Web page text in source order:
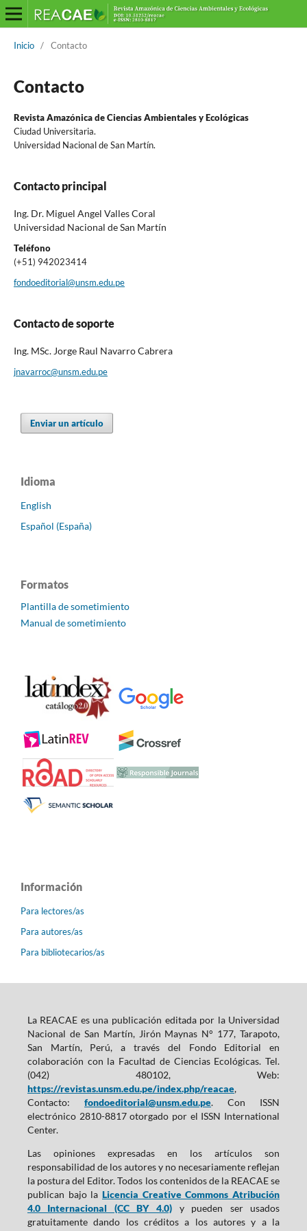
Inicio / Contacto
Contacto
Revista Amazónica de Ciencias Ambientales y Ecológicas
Ciudad Universitaria.
Universidad Nacional de San Martín.
Contacto principal
Ing. Dr. Miguel Angel Valles Coral
Universidad Nacional de San Martín
Teléfono
(+51) 942023414
fondoeditorial@unsm.edu.pe
Contacto de soporte
Ing. MSc. Jorge Raul Navarro Cabrera
jnavarroc@unsm.edu.pe
Enviar un artículo
Idioma
English
Español (España)
Formatos
Plantilla de sometimiento
Manual de sometimiento
Información
Para lectores/as
Para autores/as
Para bibliotecarios/as
La REACAE es una publicación editada por la Universidad
Nacional de San Martín, Jirón Maynas N° 177, Tarapoto,
San Martín, Perú, a través del Fondo Editorial en
colaboración con la Facultad de Ciencias Ecológicas. Tel.
(042) 480102, Web:
https://revistas.unsm.edu.pe/index.php/reacae,
Contacto: fondoeditorial@unsm.edu.pe. Con ISSN
electrónico 2810-8817 otorgado por el ISSN International
Center.
Las opiniones expresadas en los artículos son
responsabilidad de los autores y no necesariamente reflejan
la postura del Editor. Todos los contenidos de la REACAE se
publican bajo la Licencia Creative Commons Atribución
4.0 Internacional (CC BY 4.0) y pueden ser usados
gratuitamente dando los créditos a los autores y a la